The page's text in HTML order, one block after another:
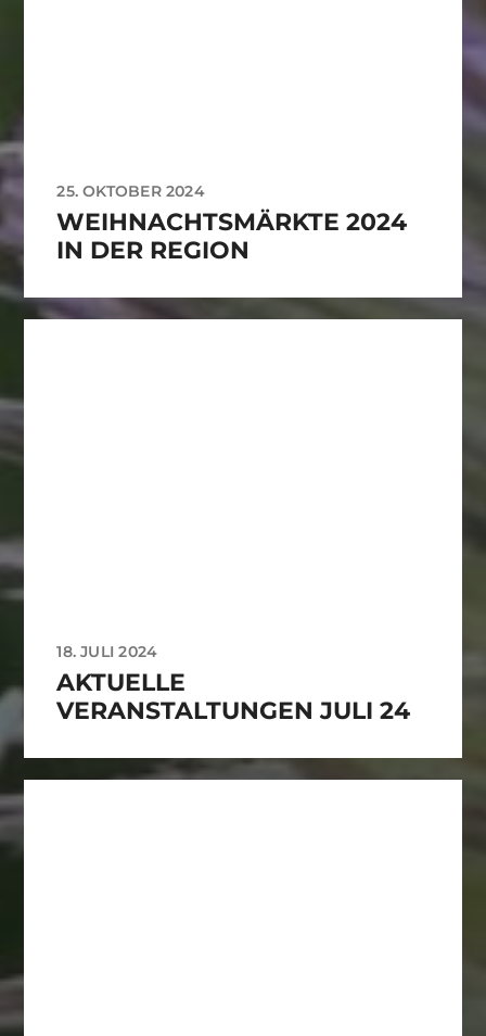
25. OKTOBER 2024
WEIHNACHTSMÄRKTE 2024
IN DER REGION
18. JULI 2024
AKTUELLE
VERANSTALTUNGEN JULI 24